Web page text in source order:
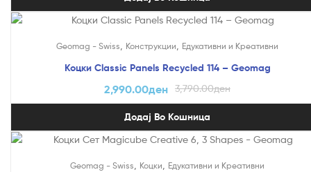
Geomag - Swiss Конструкции Едукативни и Креативни
Коцки Classic Panels Recycled 114 – Geomag
3,790.00ден
2,990.00ден
Додај Во Кошница
Geomag - Swiss Коцки Едукативни и Креативни